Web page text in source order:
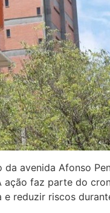
avenida Afonso
ação faz parte do
reduzir riscos